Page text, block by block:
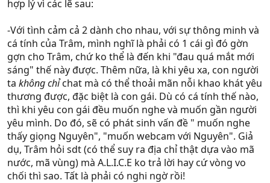
hợp lý vì các lẽ sau:
-Với tình cảm cả 2 dành cho nhau, với sự thông minh và
cá tính của Trâm, mình nghĩ là phải có 1 cái gì đó gờn
gợn cho Trâm, chứ ko thể là đến khi "đau quá mắt mới
sáng" thế này được. Thêm nữa, là khi yêu xa, con người
ta không chỉchat mà có thể thoải mãn nỗi khao khát yêu
thương được, đặc biệt là con gái. Dù có cá tính thế nào,
thì khi yêu con gái đều muốn nghe và muốn gần người
yêu mình. Do đó, sẽ có phát sinh vấn đề " muốn nghe
thấy giọng Nguyên", "muốn webcam với Nguyên". Giả
dụ, Trâm hỏi sdt (có thể suy ra địa chỉ thật dựa vào mã
nước, mã vùng) mà A.L.I.C.E ko trả lời hay cứ vòng vo
chối thì sao. Tất là phải có nghi ngờ rồi!